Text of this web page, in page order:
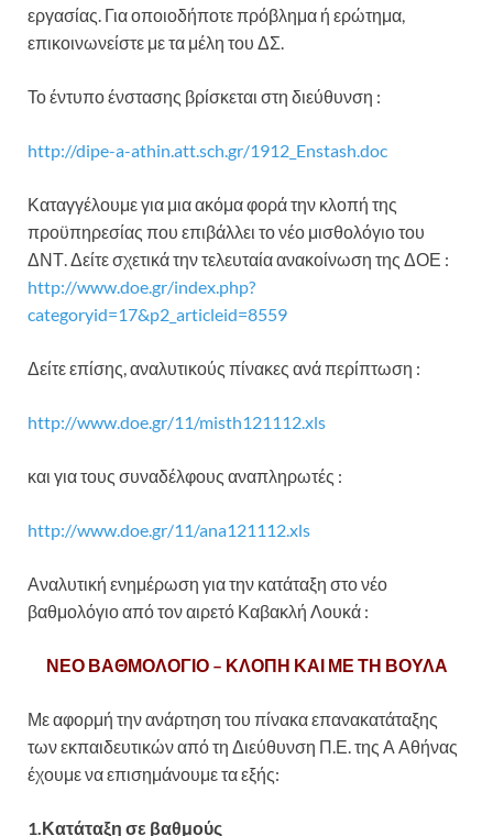
εργασίας. Για οποιοδήποτε πρόβλημα ή ερώτημα,
επικοινωνείστε με τα μέλη του ΔΣ.
Το έντυπο ένστασης βρίσκεται στη διεύθυνση :
http://dipe-a-athin.att.sch.gr/1912_Enstash.doc
Καταγγέλουμε για μια ακόμα φορά την κλοπή της
προϋπηρεσίας που επιβάλλει το νέο μισθολόγιο του
ΔΝΤ. Δείτε σχετικά την τελευταία ανακοίνωση της ΔΟΕ :
http://www.doe.gr/index.php?
categoryid=17&p2_articleid=8559
Δείτε επίσης, αναλυτικούς πίνακες ανά περίπτωση :
http://www.doe.gr/11/misth121112.xls
και για τους συναδέλφους αναπληρωτές :
http://www.doe.gr/11/ana121112.xls
Αναλυτική ενημέρωση για την κατάταξη στο νέο
βαθμολόγιο από τον αιρετό Καβακλή Λουκά :
ΝΕΟ ΒΑΘΜΟΛΟΓΙΟ – ΚΛΟΠΗ ΚΑΙ ΜΕ ΤΗ ΒΟΥΛΑ
Με αφορμή την ανάρτηση του πίνακα επανακατάταξης
των εκπαιδευτικών από τη Διεύθυνση Π.Ε. της Α Αθήνας
έχουμε να επισημάνουμε τα εξής:
1.Κατάταξη σε βαθμούς